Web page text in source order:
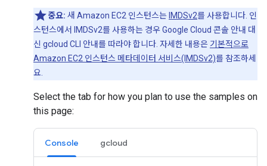
중요: 새 Amazon EC2 인스턴스는 IMDSv2를 사용합니다. 인
스턴스에서 IMDSv2를 사용하는 경우 Google Cloud 콘솔 안내 대
신 gcloud CLI 안내를 따라야 합니다. 자세한 내용은 기본적으로
Amazon EC2 인스턴스 메타데이터 서비스(IMDSv2)를 참조하세
요.
Select the tab for how you plan to use the samples on
this page:
Console gcloud